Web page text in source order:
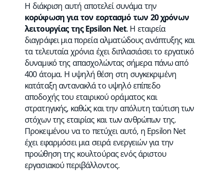
Η διάκριση αυτή αποτελεί συνάμα την
κορύφωση για τον εορτασμό των 20 χρόνων
λειτουργίας της Epsilon Net. H εταιρεία
διαγράφει μια πορεία αλματώδους ανάπτυξης και
τα τελευταία χρόνια έχει διπλασιάσει το εργατικό
δυναμικό της απασχολώντας σήμερα πάνω από
400 άτομα. Η υψηλή θέση στη συγκεκριμένη
κατάταξη αντανακλά το υψηλό επίπεδο
αποδοχής του εταιρικού οράματος και
στρατηγικής, καθώς και την απόλυτη ταύτιση των
στόχων της εταιρίας και των ανθρώπων της.
Προκειμένου να το πετύχει αυτό, η Epsilon Net
έχει εφαρμόσει μια σειρά ενεργειών για την
προώθηση της κουλτούρας ενός άριστου
εργασιακού περιβάλλοντος.